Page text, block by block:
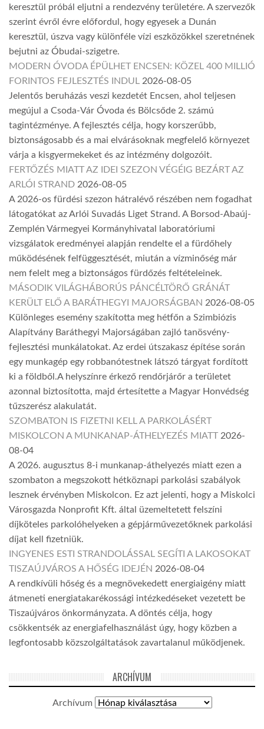
keresztül próbál eljutni a rendezvény területére. A szervezők
szerint évről évre előfordul, hogy egyesek a Dunán
keresztül, úszva vagy különféle vízi eszközökkel szeretnének
bejutni az Óbudai-szigetre.
MODERN ÓVODA ÉPÜLHET ENCSEN: KÖZEL 400 MILLIÓ
FORINTOS FEJLESZTÉS INDUL 2026-08-05
Jelentős beruházás veszi kezdetét Encsen, ahol teljesen
megújul a Csoda-Vár Óvoda és Bölcsőde 2. számú
tagintézménye. A fejlesztés célja, hogy korszerűbb,
biztonságosabb és a mai elvárásoknak megfelelő környezet
várja a kisgyermekeket és az intézmény dolgozóit.
FERTŐZÉS MIATT AZ IDEI SZEZON VÉGÉIG BEZÁRT AZ
ARLÓI STRAND 2026-08-05
A 2026-os fürdési szezon hátralévő részében nem fogadhat
látogatókat az Arlói Suvadás Liget Strand. A Borsod-Abaúj-
Zemplén Vármegyei Kormányhivatal laboratóriumi
vizsgálatok eredményei alapján rendelte el a fürdőhely
működésének felfüggesztését, miután a vízminőség már
nem felelt meg a biztonságos fürdőzés feltételeinek.
MÁSODIK VILÁGHÁBORÚS PÁNCÉLTÖRŐ GRÁNÁT
KERÜLT ELŐ A BARÁTHEGYI MAJORSÁGBAN 2026-08-05
Különleges esemény szakította meg hétfőn a Szimbiózis
Alapítvány Baráthegyi Majorságában zajló tanösvény-
fejlesztési munkálatokat. Az erdei útszakasz építése során
egy munkagép egy robbanótestnek látszó tárgyat fordított
ki a földből.A helyszínre érkező rendőrjárőr a területet
azonnal biztosította, majd értesítette a Magyar Honvédség
tűzszerész alakulatát.
SZOMBATON IS FIZETNI KELL A PARKOLÁSÉRT
MISKOLCON A MUNKANAP-ÁTHELYEZÉS MIATT 2026-
08-04
A 2026. augusztus 8-i munkanap-áthelyezés miatt ezen a
szombaton a megszokott hétköznapi parkolási szabályok
lesznek érvényben Miskolcon. Ez azt jelenti, hogy a Miskolci
Városgazda Nonprofit Kft. által üzemeltetett felszíni
díjköteles parkolóhelyeken a gépjárművezetőknek parkolási
díjat kell fizetniük.
INGYENES ESTI STRANDOLÁSSAL SEGÍTI A LAKOSOKAT
TISZAÚJVÁROS A HŐSÉG IDEJÉN 2026-08-04
A rendkívüli hőség és a megnövekedett energiaigény miatt
átmeneti energiatakarékossági intézkedéseket vezetett be
Tiszaújváros önkormányzata. A döntés célja, hogy
csökkentsék az energiafelhasználást úgy, hogy közben a
legfontosabb közszolgáltatások zavartalanul működjenek.
ARCHÍVUM
Archívum